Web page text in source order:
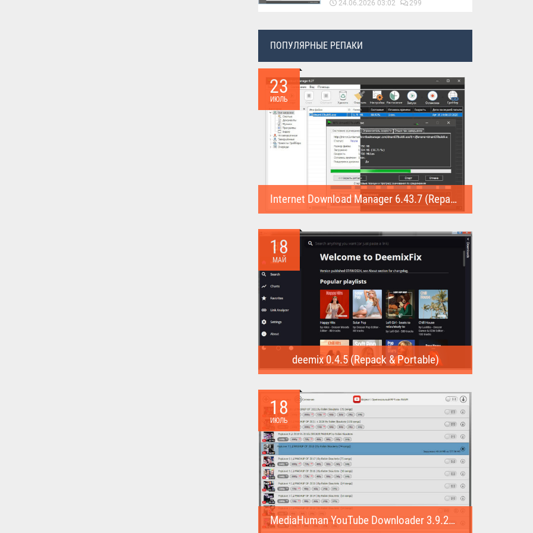
24.06.2026 03:02 299
ПОПУЛЯРНЫЕ РЕПАКИ
23
ИЮЛЬ
Internet Download Manager 6.43.7 (Repack)
предназначена для...
18
МАЙ
deemix 0.4.5 (Repack & Portable)
скачивать треки...
18
ИЮЛЬ
MediaHuman YouTube Downloader 3.9.22 (1007) (Repack & Portable)